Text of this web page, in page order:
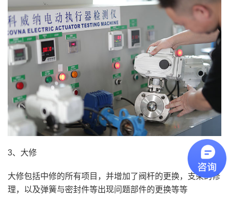
3、大修
大修包括中修的所有项目，并增加了阀杆的更换，支架的修
理，以及弹簧与密封件等出现问题部件的更换等等